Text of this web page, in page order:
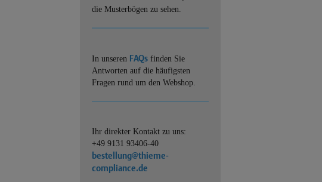
die Musterbögen zu sehen.
In unseren FAQs finden Sie
Antworten auf die häufigsten
Fragen rund um den Webshop.
Ihr direkter Kontakt zu uns:
+49 9131 93406-40
bestellung@thieme-
compliance.de